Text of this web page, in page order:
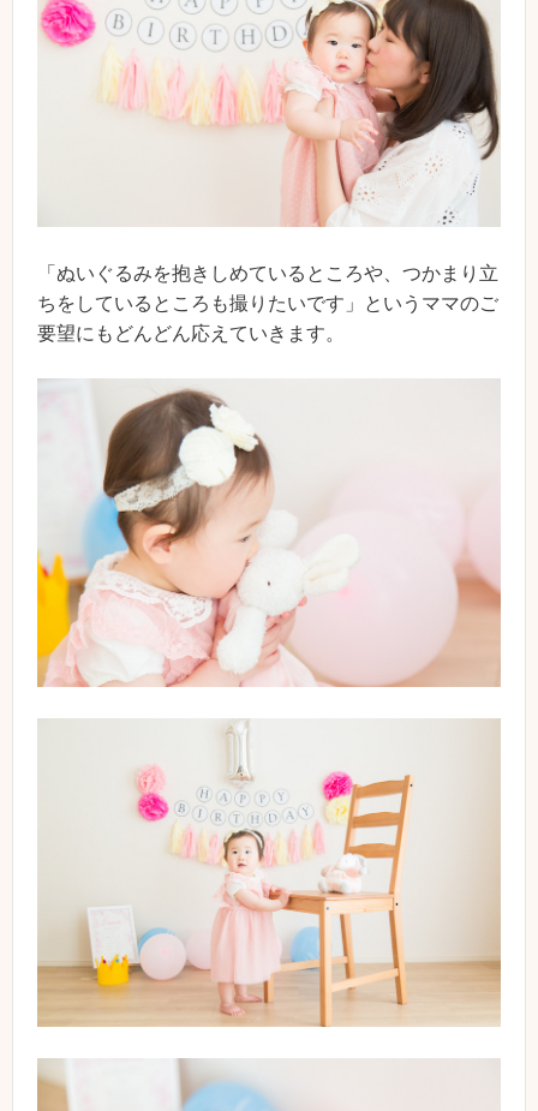
「ぬいぐるみを抱きしめているところや、つかまり立
ちをしているところも撮りたいです」というママのご
要望にもどんどん応えていきます。